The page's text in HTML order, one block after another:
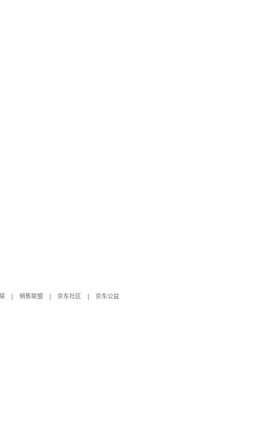
销售联盟 京东社区
京东公益